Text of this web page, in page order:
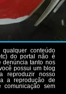
conteúdo
do portal não é
denúncia tanto nos
possui um blog
reproduzir nosso
a reprodução de
sem